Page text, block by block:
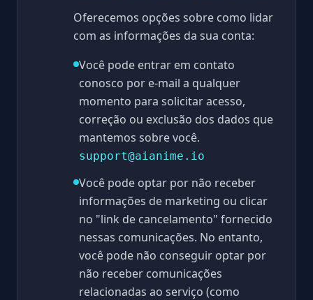
Oferecemos opções sobre como lidar
com as informações da sua conta:
Você pode entrar em contato
conosco por e-mail a qualquer
momento para solicitar acesso,
correção ou exclusão dos dados que
mantemos sobre você.
support@aianime.io
Você pode optar por não receber
informações de marketing ou clicar
no "link de cancelamento" fornecido
nessas comunicações. No entanto,
você pode não conseguir optar por
não receber comunicações
relacionadas ao serviço (como